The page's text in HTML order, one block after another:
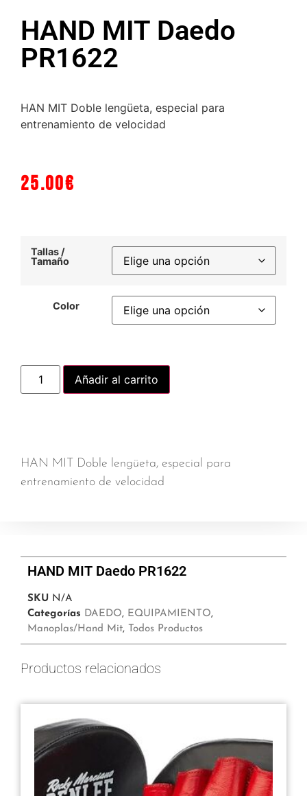
HAND MIT Daedo
PR1622
HAN MIT Doble lengüeta, especial para
entrenamiento de velocidad
25.00€
Tallas /
Tamaño
Color
Añadir al carrito
HAN MIT Doble lengüeta, especial para
entrenamiento de velocidad
HAND MIT Daedo PR1622
SKU N/A
Categorías DAEDO, EQUIPAMIENTO,
Manoplas/Hand Mit, Todos Productos
Productos relacionados